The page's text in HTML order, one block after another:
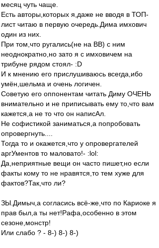
месяц чуть чаще.
Есть авторы,которых я,даже не вводя в ТОП-
лист читаю в первую очередь.Дима имхович
один из них.
При том,что ругались(не на ВВ) с ним
неоднократно,но зато я с имховичем на
трибуне рядом стоял- :D
И к мнению его прислушиваюсь всегда,ибо
умён,шельма и очень логичен.
Советую его оппонентам читать Диму ОЧЕНЬ
внимательно и не приписывать ему то,что вам
кажется,а не то что он написАл.
Не софистикой заниматься,а попробовать
опровергнуть....
Тогда то и окажется,что у опровергателей
аргУментов то маловато!- :lol:
Да,неприятные вещи он часто пишет,но если
факты кому то не нравятся,то тем хуже для
фактов?Так,что ли?
ЗЫ.Димыч,а согласись всё-же,что по Кариоке я
прав был,а ты нет!Рафа,особенно в этом
сезоне,монстр!
Или слабо ? - 8-) 8-) 8-)